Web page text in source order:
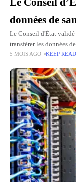
données de
Le Conseil d'État
transférer les données
Data Platform (PDS),
5 MOIS AGO KEEP